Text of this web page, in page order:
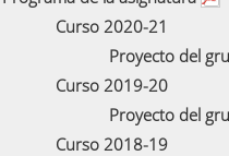
Curso 2020-21
Proyecto del
Curso 2019-20
Proyecto del
Curso 2018-19